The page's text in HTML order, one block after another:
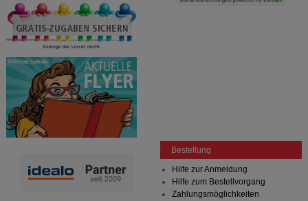
Bestellung
Hilfe zur Anmeldung
Hilfe zum Bestellvorgang
Zahlungsmöglichkeiten